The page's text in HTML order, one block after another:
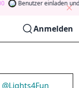
Benutzer einladen und
Anmelden
@Lights4Fun